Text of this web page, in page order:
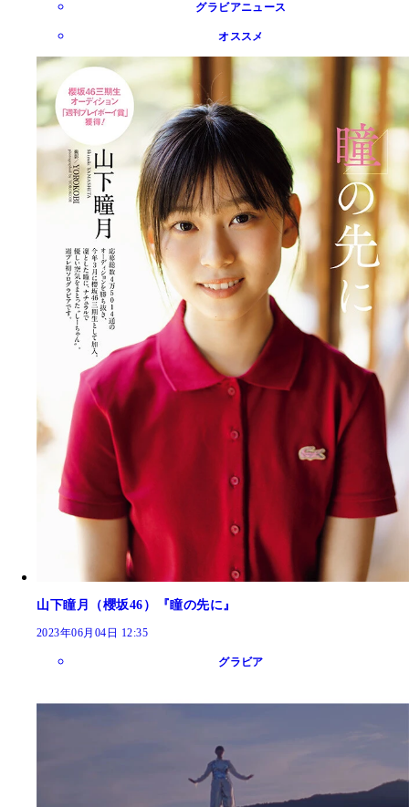
グラビアニュース
オススメ
山下瞳月（櫻坂46）『瞳の先に』
2023年06月04日 12:35
グラビア